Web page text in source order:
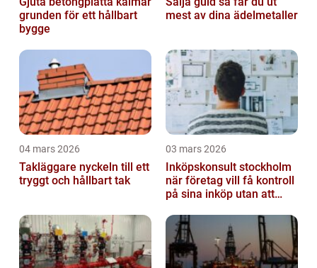
grunden för ett hållbart
bygge
mest av dina ädelmetaller
04 mars 2026
Takläggare nyckeln till ett
tryggt och hållbart tak
03 mars 2026
Inköpskonsult stockholm
när företag vill få kontroll
på sina inköp utan att